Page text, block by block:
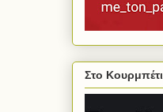
Στο Κουρμπέτι